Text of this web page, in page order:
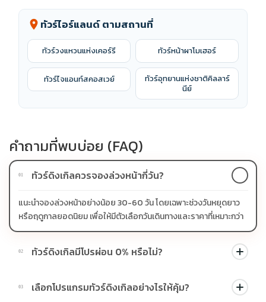
location_on ทัวร์ไอร์แลนด์ ตามสถานที่
ทัวร์วงแหวนแห่งเคอร์รี ทัวร์หน้าผาโมเฮอร์
ทัวร์ไจแอนท์สคอสเวย์
ทัวร์อุทยานแห่งชาติคิลลาร์
นีย์
คำถามที่พบบ่อย (FAQ)
01 ทัวร์ดิงเกิลควรจองล่วงหน้ากี่วัน?
แนะนำจองล่วงหน้าอย่างน้อย 30-60 วัน โดยเฉพาะช่วงวันหยุดยาว
หรือฤดูกาลยอดนิยม เพื่อให้มีตัวเลือกวันเดินทางและราคาที่เหมาะกว่า
02 ทัวร์ดิงเกิลมีโปรผ่อน 0% หรือไม่?
บางโปรแกรมมีโปรผ่อน 0% หรือโปรโมชั่นบัตรเครดิตตามเงื่อนไขที่
บริษัทกำหนด สามารถดูสัญลักษณ์โปรโมชั่นในรายการทัวร์แต่ละ
03 เลือกโปรแกรมทัวร์ดิงเกิลอย่างไรให้คุ้ม?